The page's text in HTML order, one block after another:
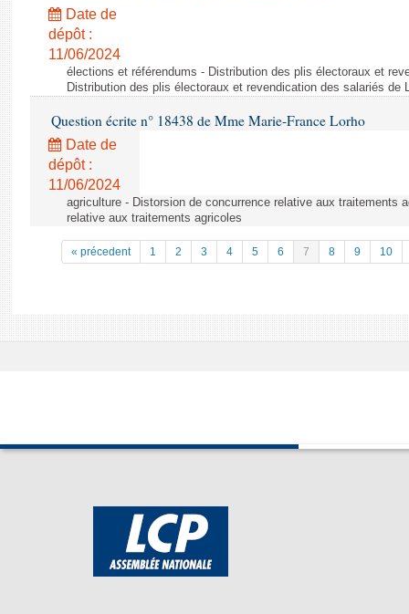
Date de
dépôt :
11/06/2024
élections et référendums - Distribution des plis électoraux et
Distribution des plis électoraux et revendication des salariés de
Question écrite n° 18438 de Mme Marie-France Lorho
Date de
dépôt :
11/06/2024
agriculture - Distorsion de concurrence relative aux traitements
relative aux traitements agricoles
« précedent 1 2 3 4 5 6 7 8 9 10